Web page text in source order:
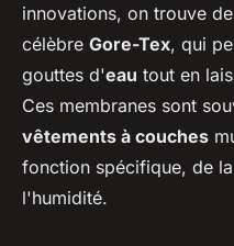
innovations, on trouve
célèbre Gore-Tex, qui
gouttes d'eau tout en
Ces membranes sont
vêtements à couches
fonction spécifique, de
l'humidité.